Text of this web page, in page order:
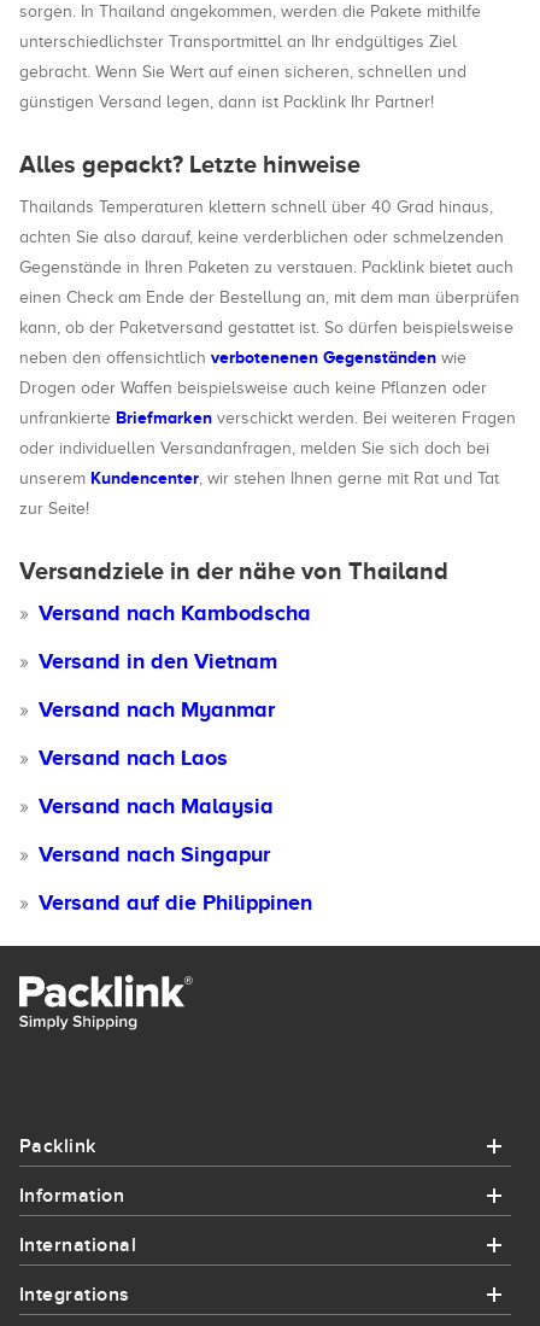
sorgen. In Thailand angekommen, werden die Pakete mithilfe
unterschiedlichster Transportmittel an Ihr endgültiges Ziel
gebracht. Wenn Sie Wert auf einen sicheren, schnellen und
günstigen Versand legen, dann ist Packlink Ihr Partner!
Alles gepackt? Letzte hinweise
Thailands Temperaturen klettern schnell über 40 Grad hinaus,
achten Sie also darauf, keine verderblichen oder schmelzenden
Gegenstände in Ihren Paketen zu verstauen. Packlink bietet auch
einen Check am Ende der Bestellung an, mit dem man überprüfen
kann, ob der Paketversand gestattet ist. So dürfen beispielsweise
neben den offensichtlich verbotenenen Gegenständen wie
Drogen oder Waffen beispielsweise auch keine Pflanzen oder
unfrankierte Briefmarken verschickt werden. Bei weiteren Fragen
oder individuellen Versandanfragen, melden Sie sich doch bei
unserem Kundencenter, wir stehen Ihnen gerne mit Rat und Tat
zur Seite!
Versandziele in der nähe von Thailand
Versand nach Kambodscha
Versand in den Vietnam
Versand nach Myanmar
Versand nach Laos
Versand nach Malaysia
Versand nach Singapur
Versand auf die Philippinen
Packlink
Information
International
International
Integrations